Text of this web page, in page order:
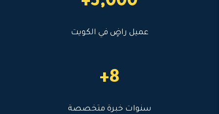
عميل راضٍ في الكويت
8+
سنوات خبرة متخصصة